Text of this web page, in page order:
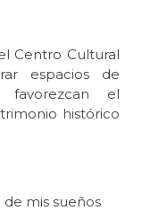
Centro Cultural
espacios de
el
histórico
mis sueños